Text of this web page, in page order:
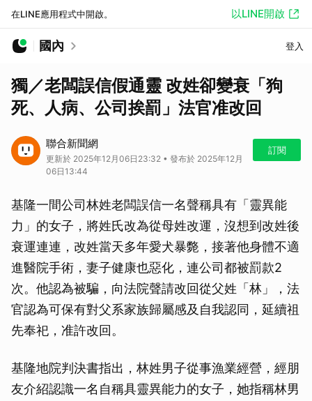
在LINE應用程式中開啟。 以LINE開啟
國內 登入
獨／老闆誤信假通靈 改姓卻變衰「狗
死、人病、公司挨罰」法官准改回
聯合新聞網
更新於 2025年12月06日23:32 • 發布於 2025年12月
06日13:44
訂閱
基隆一間公司林姓老闆誤信一名聲稱具有「靈異能
力」的女子，將姓氏改為從母姓改運，沒想到改姓後
衰運連連，改姓當天多年愛犬暴斃，接著他身體不適
進醫院手術，妻子健康也惡化，連公司都被罰款2
次。他認為被騙，向法院聲請改回從父姓「林」，法
官認為可保有對父系家族歸屬感及自我認同，延續祖
先奉祀，准許改回。
基隆地院判決書指出，林姓男子從事漁業經營，經朋
友介紹認識一名自稱具靈異能力的女子，她指稱林男